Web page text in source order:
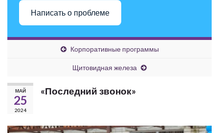
Написать о проблеме
Корпоративные программы
Щитовидная железа
МАЙ
25
2024
«Последний звонок»